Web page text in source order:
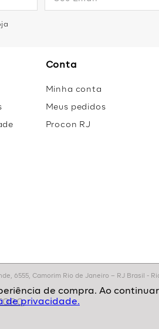
de privacidade.
Conta
Minha conta
Meus pedidos
Procon RJ
6555, Camorim Rio de Janeiro – RJ Brasil -